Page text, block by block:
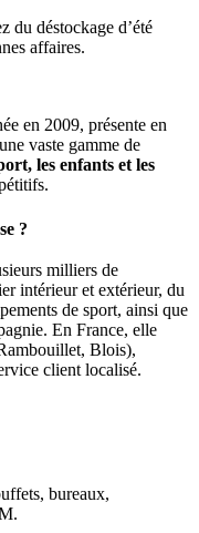
du déstockage d’été
affaires.
en 2009, présente en
vaste gamme de
les enfants et les
?
milliers de
intérieur et extérieur, du
de sport, ainsi que
En France, elle
Blois),
client localisé.
bureaux,